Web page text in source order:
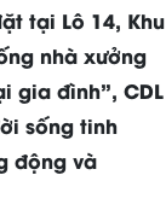
tại Lô 14, Khu
nhà xưởng
gia đình”, CDL
sống tinh
động và